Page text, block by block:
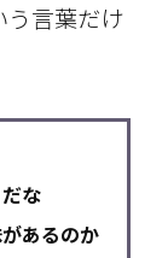
う言葉だけ
な
あるのか